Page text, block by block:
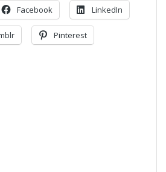
Facebook LinkedIn
Pinterest